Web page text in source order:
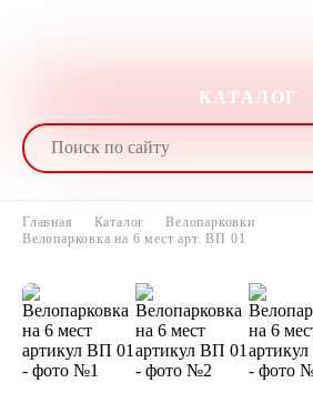
КАТАЛОГ
Главная Каталог
Велопарковки
Велопарковка на 6 мест арт. ВП 01